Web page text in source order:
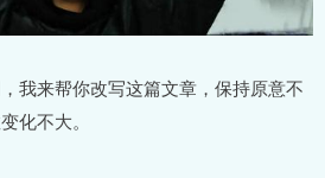
我来帮你改写这篇文章，保持原意不
化不大。